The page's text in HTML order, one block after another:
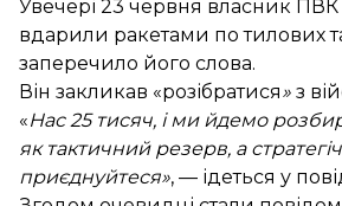
Увечері 23 червня власник
вдарили ракетами по тилових
заперечило його слова.
Він закликав «розібратися» з
«Нас 25 тисяч, і ми йдемо
як тактичний резерв, а
приєднуйтеся», — ідеться у